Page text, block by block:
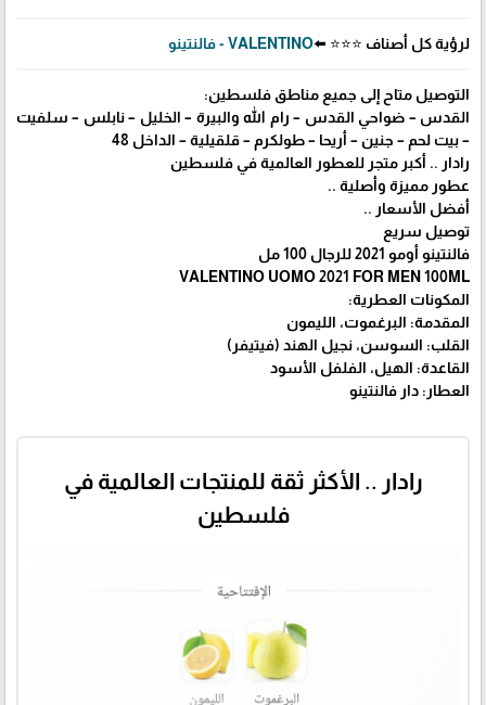
لرؤية كل أصناف ⭐⭐⭐ ⬅️VALENTINO - فالنتينو
التوصيل متاح إلى جميع مناطق فلسطين:
القدس – ضواحي القدس – رام الله والبيرة – الخليل – نابلس – سلفيت
– بيت لحم – جنين – أريحا – طولكرم – قلقيلية – الداخل 48
رادار .. أكبر متجر للعطور العالمية في فلسطين
عطور مميزة وأصلية ..
أفضل الأسعار ..
توصيل سريع
فالنتينو أومو 2021 للرجال 100 مل
VALENTINO UOMO 2021 FOR MEN 100ML
المكونات العطرية:
المقدمة: البرغموت، الليمون
القلب: السوسن، نجيل الهند (فيتيفر)
القاعدة: الهيل، الفلفل الأسود
العطار: دار فالنتينو
رادار .. الأكثر ثقة للمنتجات العالمية في
فلسطين